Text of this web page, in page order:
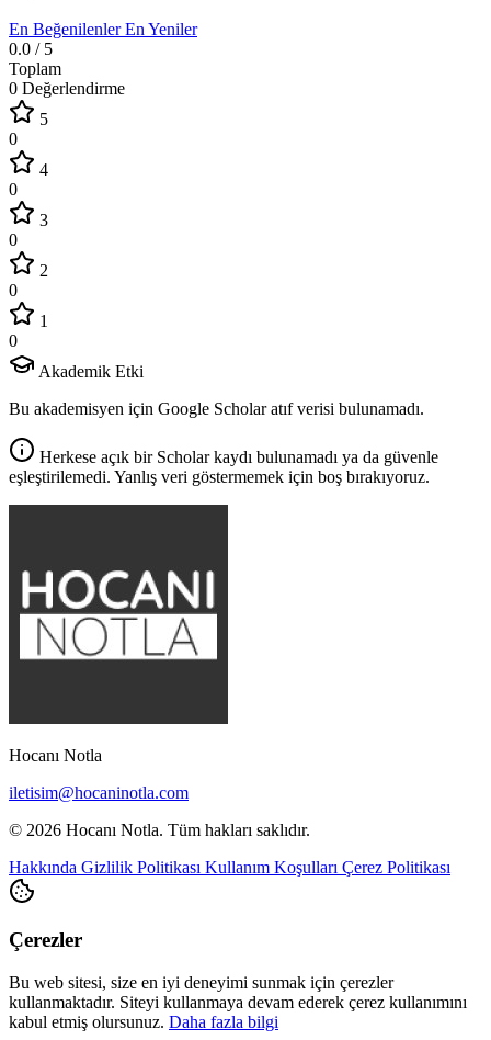
En BeğenilenlerEn Yeniler
0.0 / 5
Toplam
0 Değerlendirme
5
0
4
0
3
0
2
0
1
0
Akademik Etki
Bu akademisyen için Google Scholar atıf verisi bulunamadı.
Herkese açık bir Scholar kaydı bulunamadı ya da güvenle
eşleştirilemedi. Yanlış veri göstermemek için boş bırakıyoruz.
Hocanı Notla
iletisim@hocaninotla.com
© 2026 Hocanı Notla. Tüm hakları saklıdır.
Hakkında Gizlilik Politikası Kullanım Koşulları Çerez Politikası
Çerezler
Bu web sitesi, size en iyi deneyimi sunmak için çerezler
kullanmaktadır. Siteyi kullanmaya devam ederek çerez kullanımını
kabul etmiş olursunuz. Daha fazla bilgi